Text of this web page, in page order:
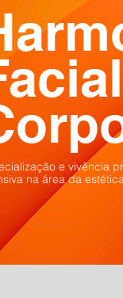
e vivência
na área da